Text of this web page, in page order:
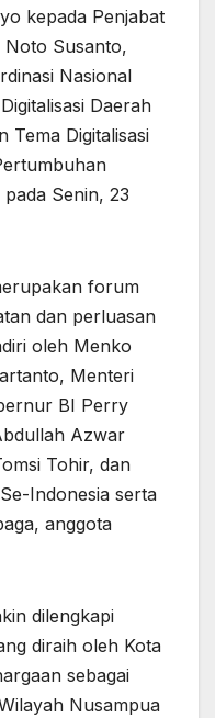
kepada Penjabat
Susanto,
Nasional
Daerah
Tema Digitalisasi
Senin, 23
forum
dan perluasan
oleh Menko
Menteri
BI Perry
Azwar
Tohir, dan
Indonesia serta
anggota
dilengkapi
diraih oleh Kota
sebagai
Nusampua